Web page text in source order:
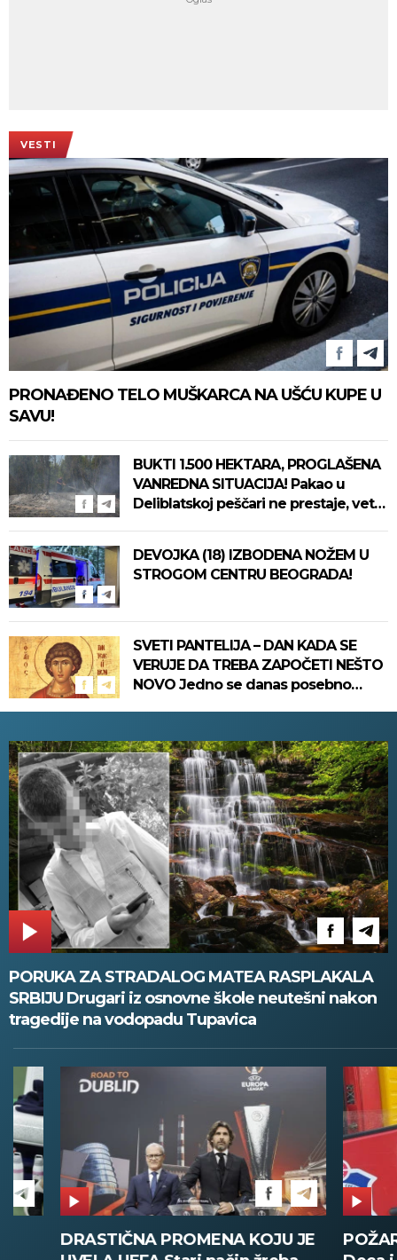
VESTI
PRONAĐENO TELO MUŠKARCA NA UŠĆU KUPE U
SAVU!
BUKTI 1.500 HEKTARA, PROGLAŠENA
VANREDNA SITUACIJA! Pakao u
Deliblatskoj peščari ne prestaje, vetar
DEVOJKA (18) IZBODENA NOŽEM U
STROGOM CENTRU BEOGRADA!
SVETI PANTELIJA – DAN KADA SE
VERUJE DA TREBA ZAPOČETI NEŠTO
NOVO Jedno se danas posebno
PORUKA ZA STRADALOG MATEA RASPLAKALA
SRBIJU Drugari iz osnovne škole neutešni nakon
tragedije na vodopadu Tupavica
DRASTIČNA PROMENA KOJU JE
POŽAR U